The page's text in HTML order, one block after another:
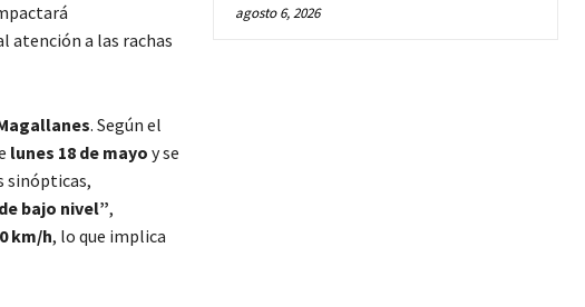
atención a las rachas
. Según el
lunes 18 de mayo y se
sinópticas,
bajo nivel”,
km/h, lo que implica
agosto 6, 2026